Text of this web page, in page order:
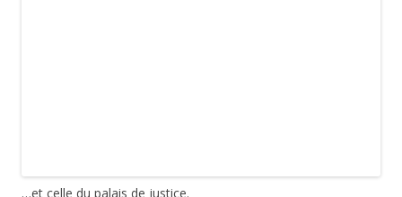
…et celle du palais de justice.